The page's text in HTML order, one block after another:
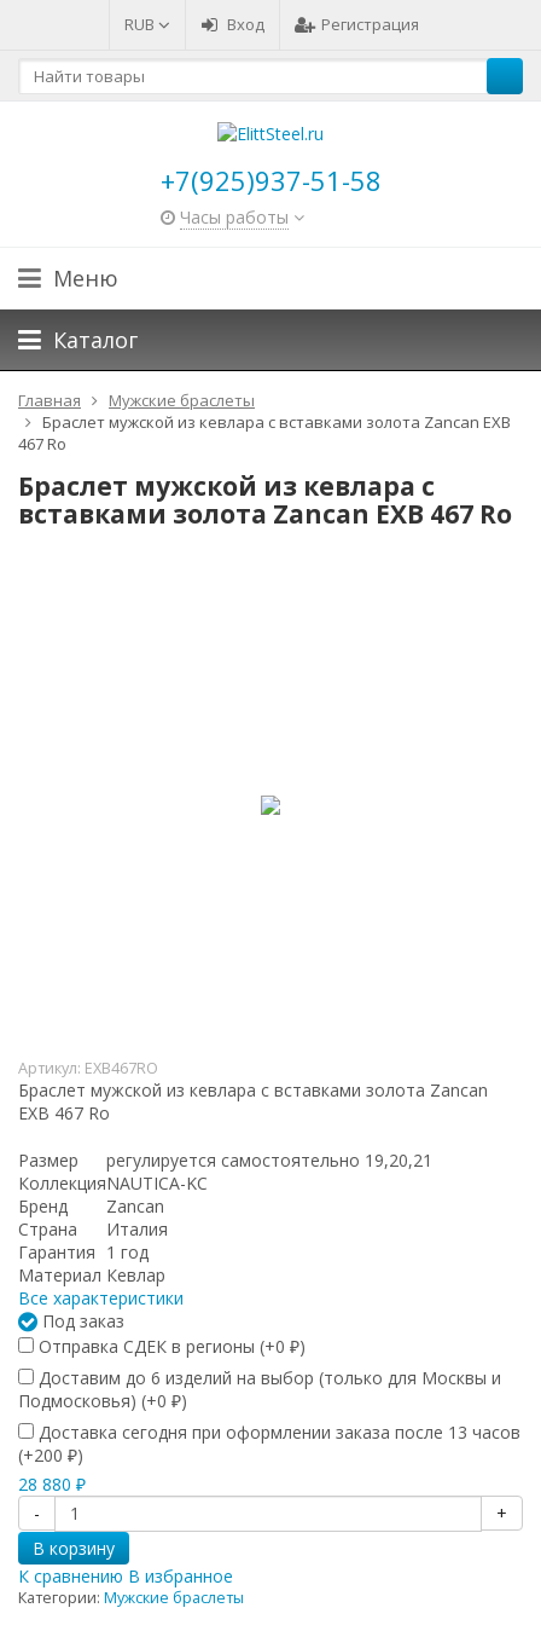
RUB Вход Регистрация
+7(925)937-51-58
Часы работы
Меню
Каталог
Главная
Мужские браслеты
Браслет мужской из кевлара с вставками золота Zancan EXB
467 Ro
Браслет мужской из кевлара с
вставками золота Zancan EXB 467 Ro
Артикул: EXB467RO
Браслет мужской из кевлара с вставками золота Zancan
EXB 467 Ro
Размер
регулируется самостоятельно 19,20,21
КоллекцияNAUTICA-KC
Бренд
Zancan
Страна
Италия
Гарантия 1 год
Материал Кевлар
Все характеристики
Под заказ
Отправка СДЕК в регионы (+0 ₽)
Доставим до 6 изделий на выбор (только для Москвы и
Подмосковья) (+0 ₽)
Доставка сегодня при оформлении заказа после 13 часов
(+200 ₽)
28 880 ₽
-
+
В корзину
К сравнению В избранное
Категории: Мужские браслеты